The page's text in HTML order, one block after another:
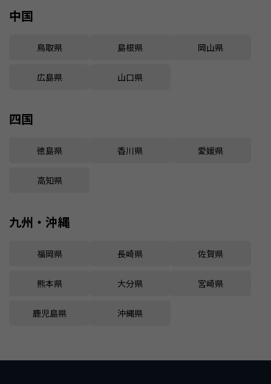
中国
鳥取県 島根県 岡山県
広島県 山口県
四国
徳島県 香川県 愛媛県
高知県
九州・沖縄
福岡県 長崎県 佐賀県
熊本県 大分県 宮崎県
鹿児島県 沖縄県